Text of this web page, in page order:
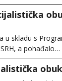
u skladu s
a pohađalo…